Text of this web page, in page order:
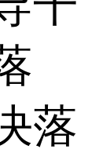
落